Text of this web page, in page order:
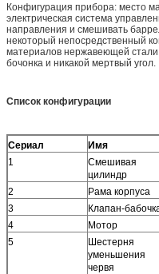
Конфигурация прибора: место
электрическая система
направления и смешивать
некоторый непосредственный
материалов нержавеющей
бочонка и никакой мертвый угол.
Список конфигурации
Сериал Имя
1
Смешивая
цилиндр
2 Рама корпуса
3
Клапан-
4
Мотор
5
Шестерня
уменьшения
червя